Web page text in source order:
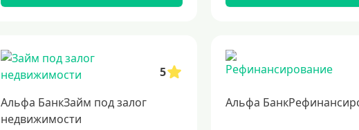
5
Альфа БанкЗайм под залог
недвижимости
Альфа